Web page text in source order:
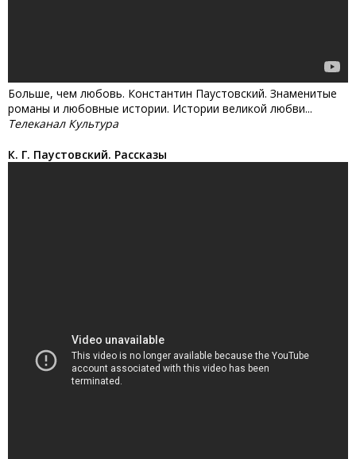
Больше, чем любовь. Константин Паустовский. Знаменитые
романы и любовные истории. Истории великой любви...
Телеканал Культура
К. Г. Паустовский. Рассказы